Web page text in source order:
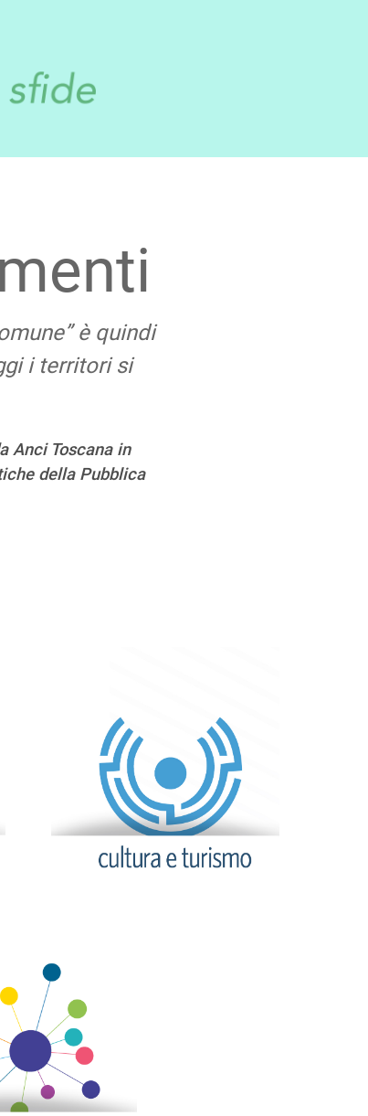
è quindi
i territori si
Anci Toscana in
della Pubblica